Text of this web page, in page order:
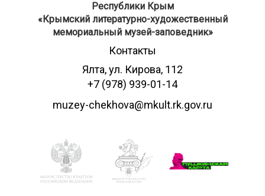
Республики Крым
​«Крымский литературно-художественный
мемориальный музей-заповедник»
Контакты
Ялта, ул. Кирова, 112
+7 (978) 939-01-14
muzey-chekhova@mkult.rk.gov.ru